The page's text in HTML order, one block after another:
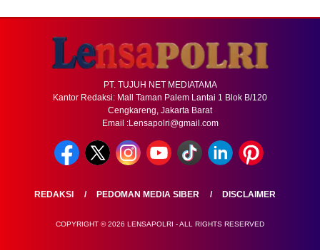
PT. TUJUH NET MEDIATAMA
Kantor Redaksi: Mall Taman Palem Lantai 1 Blok B/120
Cengkareng, Jakarta Barat
Email :Lensapolri@gmail.com
REDAKSI PEDOMAN MEDIA SIBER DISCLAIMER
COPYRIGHT © 2026 LENSAPOLRI - ALL RIGHTS RESERVED